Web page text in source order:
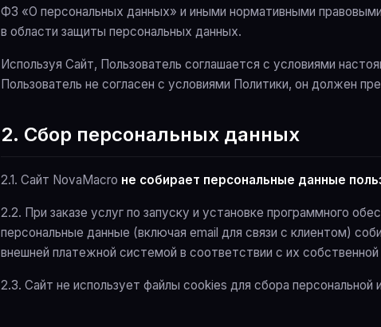
ФЗ «О персональных данных» и иными нормативными
в области защиты персональных данных.
Используя Сайт, Пользователь соглашается с условиями
Пользователь не согласен с условиями Политики, он должен
2. Сбор персональных данных
2.1. Сайт NovaMacro не собирает персональные данные
2.2. При заказе услуг по запуску и установке программного
персональные данные (включая email для связи с клиентом)
внешней платежной системой в соответствии с их
2.3. Сайт не использует файлы cookies для сбора персональной